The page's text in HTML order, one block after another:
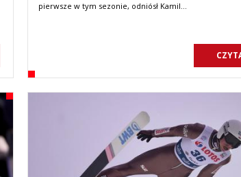
pierwsze w tym sezonie, odniósł Kamil…